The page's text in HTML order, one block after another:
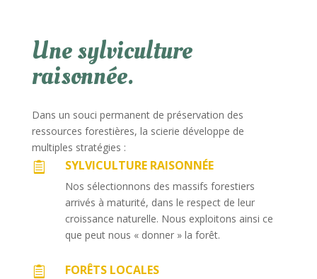
Une sylviculture
raisonnée.
Dans un souci permanent de préservation des
ressources forestières, la scierie développe de
multiples stratégies :
 SYLVICULTURE RAISONNÉE
Nos sélectionnons des massifs forestiers
arrivés à maturité, dans le respect de leur
croissance naturelle. Nous exploitons ainsi ce
que peut nous « donner » la forêt.
 FORÊTS LOCALES